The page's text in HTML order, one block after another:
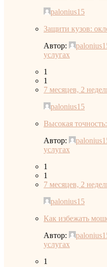
palonius15
Защити кузов:
Автор:
услугах
1
1
7 месяцев, 2
palonius15
Высокая
Автор:
услугах
1
1
7 месяцев, 2
palonius15
Как избежать
Автор:
услугах
1